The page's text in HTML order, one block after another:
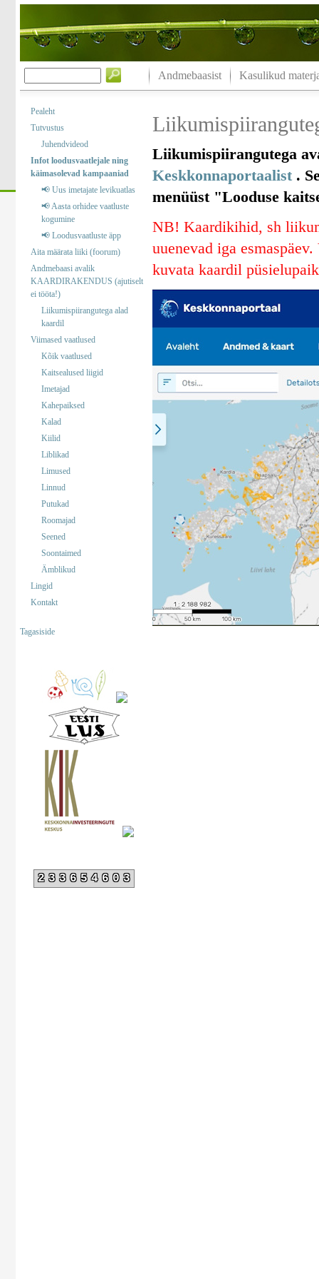
Andmebaasist Kasulikud
Pealeht
Tutvustus
Juhendvideod
Infot loodusvaatlejale ning
käimasolevad kampaaniad
📢 Uus imetajate levikuatlas
📢 Aasta orhidee vaatluste
kogumine
📢 Loodusvaatluste äpp
Aita määrata liiki (foorum)
Andmebaasi avalik
KAARDIRAKENDUS (ajutiselt
ei tööta!)
Liikumispiirangutega alad
kaardil
Viimased vaatlused
Kõik vaatlused
Kaitsealused liigid
Imetajad
Kahepaiksed
Kalad
Kiilid
Liblikad
Limused
Linnud
Putukad
Roomajad
Seened
Soontaimed
Ämblikud
Lingid
Kontakt
Tagasiside
233654603
Liikumispiirangutega
Keskkonnaportaalist.
menüüst "Looduse
NB! Kaardikihid, sh
uuenevad iga
kuvata kaardil